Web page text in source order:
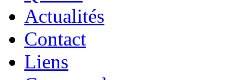
Actualités
Contact
Liens